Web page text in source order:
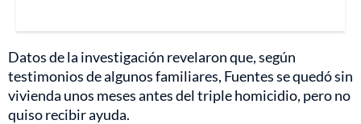
Datos de la investigación revelaron que, según
testimonios de algunos familiares, Fuentes se quedó sin
vivienda unos meses antes del triple homicidio, pero no
quiso recibir ayuda.